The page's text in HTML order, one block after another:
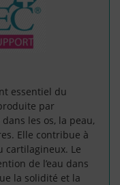
essentiel du
par
les os, la peau,
Elle contribue à
cartilagineux. Le
de l’eau dans
la solidité et la